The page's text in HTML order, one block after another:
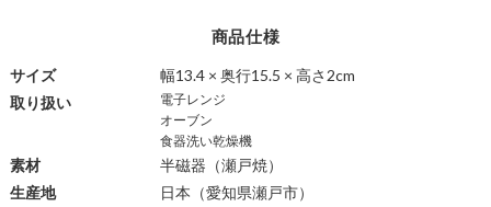
商品仕様
サイズ
幅13.4 × 奥行15.5 × 高さ2cm
取り扱い
電子レンジ
オーブン
食器洗い乾燥機
素材 半磁器 （瀬戸焼）
生産地
日本（愛知県瀬戸市）